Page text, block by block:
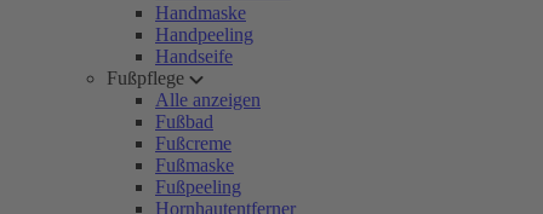
Handmaske
Handpeeling
Handseife
Fußpflege
Alle anzeigen
Fußbad
Fußcreme
Fußmaske
Fußpeeling
Hornhautentferner